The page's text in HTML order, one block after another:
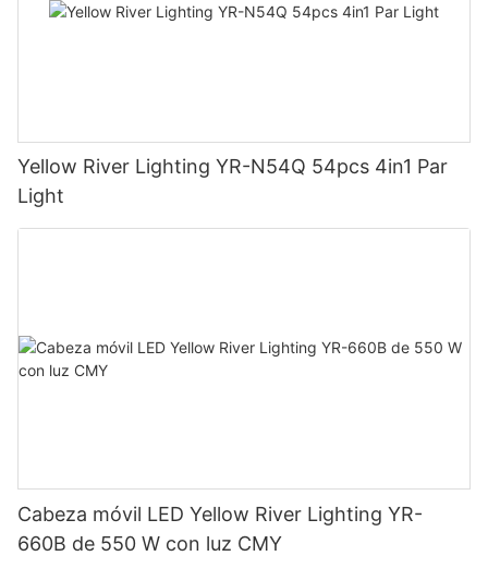
Yellow River Lighting YR-N54Q 54pcs 4in1 Par
Light
Cabeza móvil LED Yellow River Lighting YR-
660B de 550 W con luz CMY